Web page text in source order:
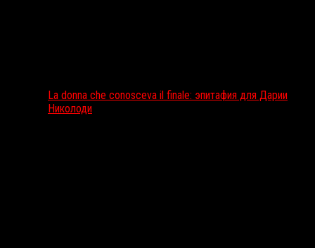
La donna che conosceva il finale: эпитафия для Дарии
Николоди